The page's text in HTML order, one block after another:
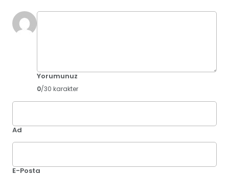
Yorumunuz
0/30 karakter
Ad
E-Posta